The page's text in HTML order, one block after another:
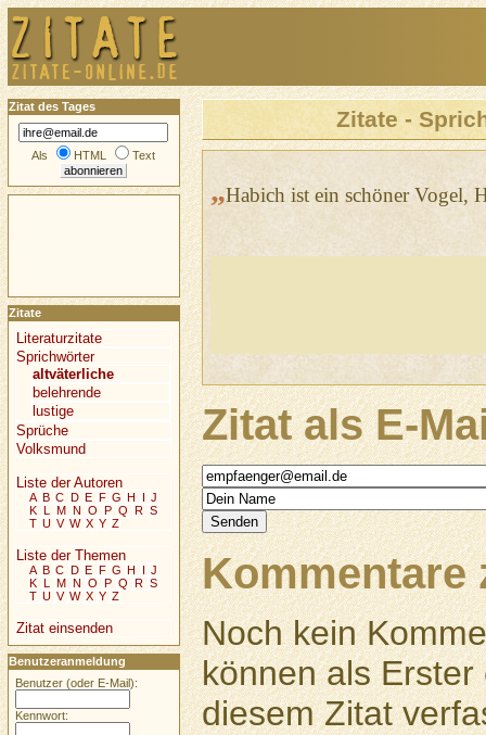
Zitate -
„Habich ist ein schöner Vogel,
Zitat als E-
Kommentare
Noch kein
können als
diesem Zitat
Zitat des Tages
Als HTML Text
Zitate
Literaturzitate
Sprichwörter
altväterliche
belehrende
lustige
Sprüche
Volksmund
Liste der Autoren
A B C D E F G H I J
K L M N O P Q R S
T U V W X Y Z
Liste der Themen
A B C D E F G H I J
K L M N O P Q R S
T U V W X Y Z
Zitat einsenden
Benutzeranmeldung
Benutzer (oder E-Mail):
Kennwort: